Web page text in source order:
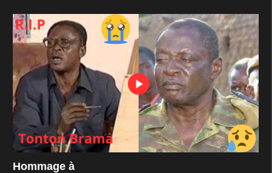
Hommage à